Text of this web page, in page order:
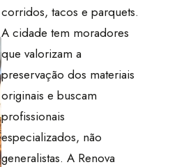
corridos, tacos e parquets.
A cidade tem moradores
que valorizam a
preservação dos materiais
originais e buscam
profissionais
especializados, não
generalistas. A Renova